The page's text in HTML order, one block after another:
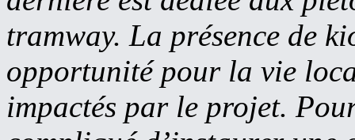
tramway. La présence de
opportunité pour la vie
impactés par le projet.